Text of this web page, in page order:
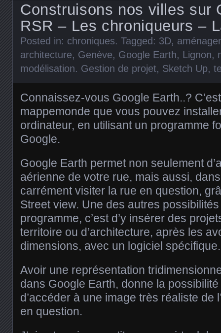
Construisons nos villes sur
RSR – Les chroniqueurs –
Posted in: chroniques. Tagged: 3D,
architecture, Genève, Google Earth, Lignon,
modélisation. Gestion de projet, Sketch Up,
Connaissez-vous Google Earth..?
mappemonde que vous pouvez
ordinateur, en utilisant un programme
Google.
Google Earth permet non seulement
aérienne de votre rue, mais aussi,
carrément visiter la rue en question,
Street view. Une des autres
programme, c’est d’y insérer des
territoire ou d’architecture, après les
dimensions, avec un logiciel spécifique.
Avoir une représentation
dans Google Earth, donne la
d’accéder à une image très réaliste de
en question.